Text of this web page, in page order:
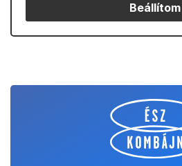
Beállítom